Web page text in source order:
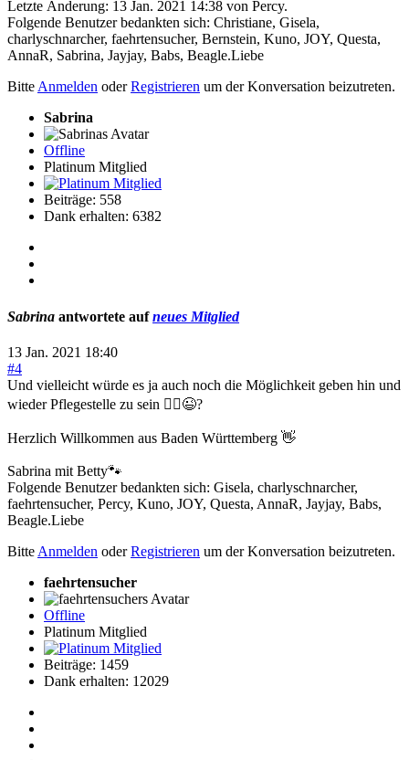
Letzte Änderung: 13 Jan. 2021 14:38 von Percy.
Folgende Benutzer bedankten sich: Christiane, Gisela,
charlyschnarcher, faehrtensucher, Bernstein, Kuno, JOY, Questa,
AnnaR, Sabrina, Jayjay, Babs, Beagle.Liebe
BitteAnmelden oderRegistrieren um der Konversation beizutreten.
Sabrina
Offline
Platinum Mitglied
Beiträge: 558
Dank erhalten: 6382
Sabrina antwortete aufneues Mitglied
13 Jan. 2021 18:40
#4
Und vielleicht würde es ja auch noch die Möglichkeit geben hin und
wieder Pflegestelle zu sein 🤷‍♀️😉?
Herzlich Willkommen aus Baden Württemberg 👋
Sabrina mit Betty🐾
Folgende Benutzer bedankten sich: Gisela, charlyschnarcher,
faehrtensucher, Percy, Kuno, JOY, Questa, AnnaR, Jayjay, Babs,
Beagle.Liebe
Bitte Anmelden oderRegistrieren um der Konversation beizutreten.
faehrtensucher
Offline
Platinum Mitglied
Beiträge: 1459
Dank erhalten: 12029